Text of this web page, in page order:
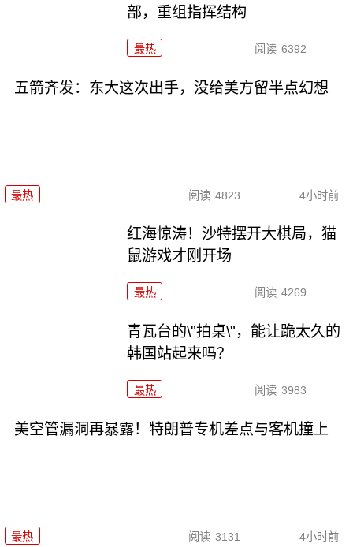
部，重组指挥结构
最热 阅读 6392
五箭齐发：东大这次出手，没给美方留半点幻想
最热 阅读 4823 4小时前
红海惊涛！沙特摆开大棋局，猫
鼠游戏才刚开场
最热 阅读 4269
青瓦台的\"拍桌\"，能让跪太久的
韩国站起来吗？
最热 阅读 3983
美空管漏洞再暴露！特朗普专机差点与客机撞上
最热 阅读 3131 4小时前